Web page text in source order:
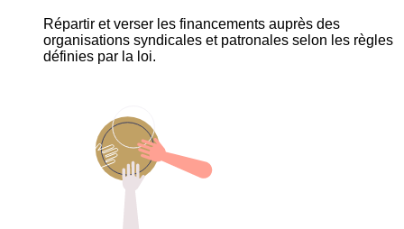
Répartir et verser les financements auprès des
organisations syndicales et patronales selon les règles
définies par la loi.